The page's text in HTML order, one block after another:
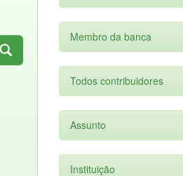
Membro da banca
Todos contribuidores
Assunto
Instituição